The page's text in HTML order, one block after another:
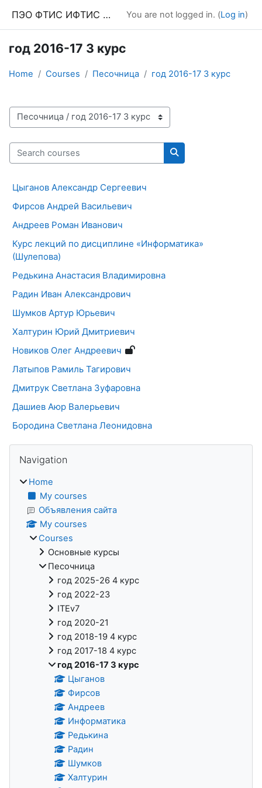
ПЭО ФТИС ИФТИС МПГУ You are not logged in. (Log in)
год 2016-17 3 курс
Home Courses Песочница год 2016-17 3 курс
Course categories
Search courses
Search courses
Цыганов Александр Сергеевич
Фирсов Андрей Васильевич
Андреев Роман Иванович
Курс лекций по дисциплине «Информатика»
(Шулепова)
Редькина Анастасия Владимировна
Радин Иван Александрович
Шумков Артур Юрьевич
Халтурин Юрий Дмитриевич
Новиков Олег Андреевич
Латыпов Рамиль Тагирович
Дмитрук Светлана Зуфаровна
Дашиев Аюр Валерьевич
Бородина Светлана Леонидовна
Blocks
Navigation
Home
My courses
Объявления сайта
My courses
Courses
Основные курсы
Песочница
год 2025-26 4 курс
год 2022-23
ITEv7
год 2020-21
год 2018-19 4 курс
год 2017-18 4 курс
год 2016-17 3 курс
Цыганов
Фирсов
Андреев
Информатика
Редькина
Радин
Шумков
Халтурин